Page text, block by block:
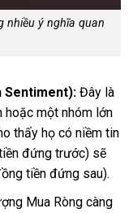
nhiều ý nghĩa quan
Sentiment):Đây là
hoặc một nhóm lớn
thấy họ có niềm tin
đứng trước) sẽ
tiền đứng sau).
Mua Ròng càng